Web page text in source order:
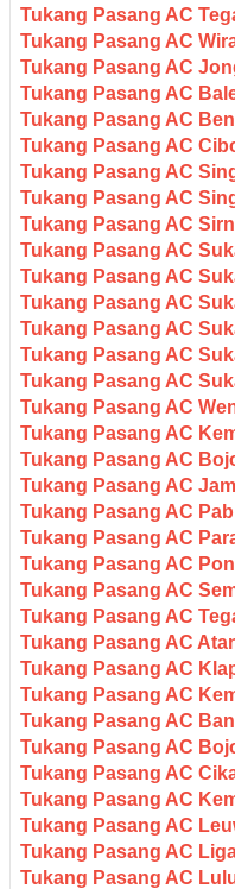
Tukang Pasang AC
Tukang Pasang AC
Tukang Pasang AC
Tukang Pasang AC
Tukang Pasang AC
Tukang Pasang AC
Tukang Pasang AC
Tukang Pasang AC
Tukang Pasang AC
Tukang Pasang AC
Tukang Pasang AC
Tukang Pasang AC
Tukang Pasang AC
Tukang Pasang AC
Tukang Pasang AC
Tukang Pasang AC
Tukang Pasang AC
Tukang Pasang AC
Tukang Pasang AC
Tukang Pasang AC
Tukang Pasang AC
Tukang Pasang AC
Tukang Pasang AC
Tukang Pasang AC
Tukang Pasang AC
Tukang Pasang AC
Tukang Pasang AC
Tukang Pasang AC
Tukang Pasang AC
Tukang Pasang AC
Tukang Pasang AC
Tukang Pasang AC
Tukang Pasang AC
Tukang Pasang AC